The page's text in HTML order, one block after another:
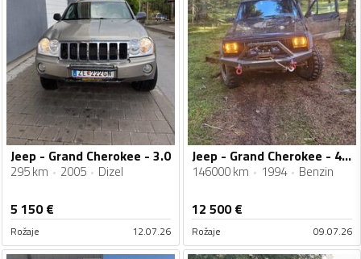
Jeep - Grand Cherokee - 3.0
295 km 2005 Dizel
5 150€
Rožaje 12.07.26
Jeep - Grand Cherokee - 4.0 H.O
146000 km 1994 Benzin
12 500€
Rožaje 09.07.26